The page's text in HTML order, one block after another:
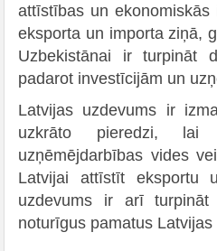
attīstības un
eksporta un importa ziņā,
Uzbekistānai ir turpināt
padarot investīcijām un
Latvijas uzdevums ir
uzkrāto pieredzi, lai
uzņēmējdarbības vides
Latvijai attīstīt eksportu
uzdevums ir arī
noturīgus pamatus